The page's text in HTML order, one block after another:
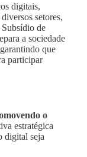
digitais,
setores,
de
a sociedade
que
participar
o
estratégica
digital seja